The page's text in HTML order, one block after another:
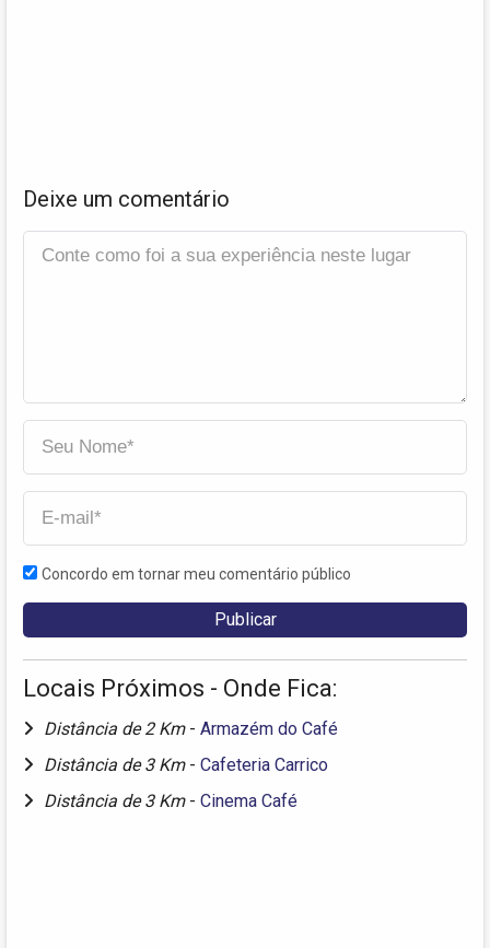
Deixe um comentário
Concordo em tornar meu comentário público
Locais Próximos - Onde Fica:
Distância de 2 Km - Armazém do Café
Distância de 3 Km - Cafeteria Carrico
Distância de 3 Km - Cinema Café